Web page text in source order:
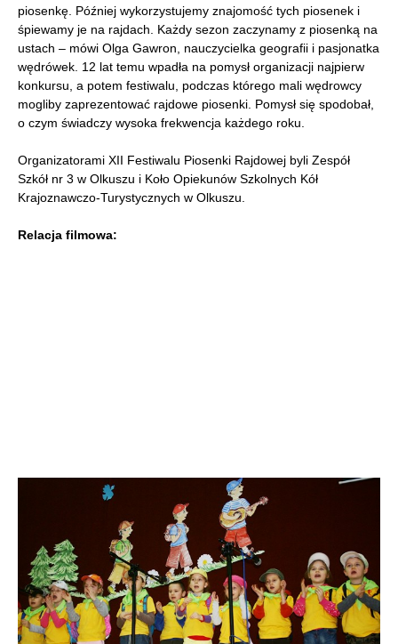
piosenkę. Później wykorzystujemy znajomość tych piosenek i
śpiewamy je na rajdach. Każdy sezon zaczynamy z piosenką na
ustach – mówi Olga Gawron, nauczycielka geografii i pasjonatka
wędrówek. 12 lat temu wpadła na pomysł organizacji najpierw
konkursu, a potem festiwalu, podczas którego mali wędrowcy
mogliby zaprezentować rajdowe piosenki. Pomysł się spodobał,
o czym świadczy wysoka frekwencja każdego roku.
Organizatorami XII Festiwalu Piosenki Rajdowej byli Zespół
Szkół nr 3 w Olkuszu i Koło Opiekunów Szkolnych Kół
Krajoznawczo-Turystycznych w Olkuszu.
Relacja filmowa: